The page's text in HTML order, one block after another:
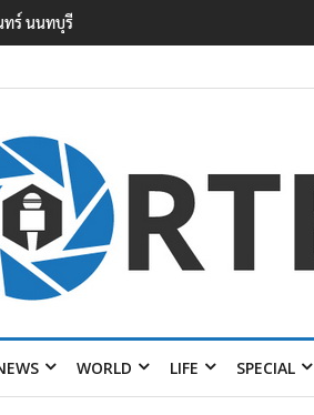
พบเด็กก่อ
WORLD LIFE SPECIAL